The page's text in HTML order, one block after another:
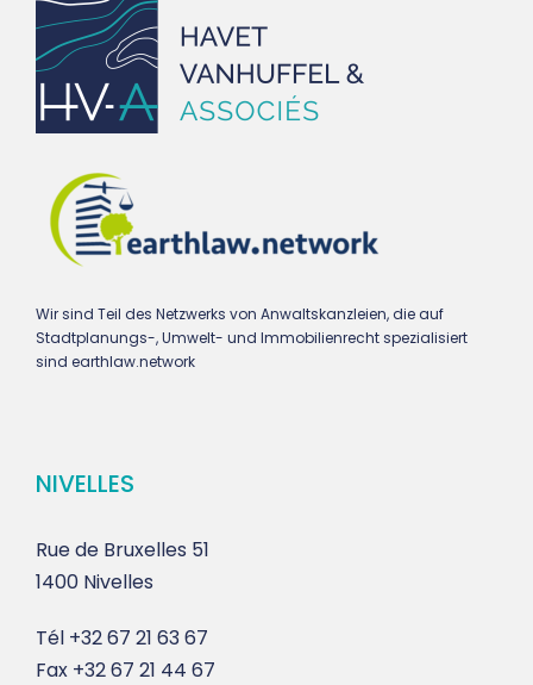
Wir sind Teil des Netzwerks von Anwaltskanzleien, die auf
Stadtplanungs-, Umwelt- und Immobilienrecht spezialisiert
sind earthlaw.network
NIVELLES
Rue de Bruxelles 51
1400 Nivelles
Tél +32 67 21 63 67
Fax +32 67 21 44 67